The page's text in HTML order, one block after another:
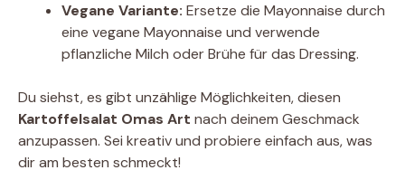
Vegane Variante: Ersetze die Mayonnaise durch
eine vegane Mayonnaise und verwende
pflanzliche Milch oder Brühe für das Dressing.
Du siehst, es gibt unzählige Möglichkeiten, diesen
Kartoffelsalat Omas Art nach deinem Geschmack
anzupassen. Sei kreativ und probiere einfach aus, was
dir am besten schmeckt!